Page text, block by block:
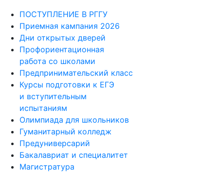
ПОСТУПЛЕНИЕ В РГГУ
Приемная кампания 2026
Дни открытых дверей
Профориентационная
работа со школами
Предпринимательский класс
Курсы подготовки к ЕГЭ
и вступительным
испытаниям
Олимпиада для школьников
Гуманитарный колледж
Предуниверсарий
Бакалавриат и специалитет
Магистратура